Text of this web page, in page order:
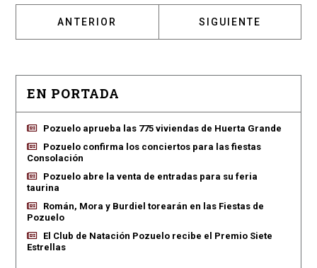
ARTÍCULO ANTERIOR: CUIDABA LIBROS
ANTERIOR ARTÍCULO
SIGUIENTE
EN PORTADA
Pozuelo aprueba las 775 viviendas de Huerta Grande
Pozuelo confirma los conciertos para las fiestas
Consolación
Pozuelo abre la venta de entradas para su feria
taurina
Román, Mora y Burdiel torearán en las Fiestas de
Pozuelo
El Club de Natación Pozuelo recibe el Premio Siete
Estrellas